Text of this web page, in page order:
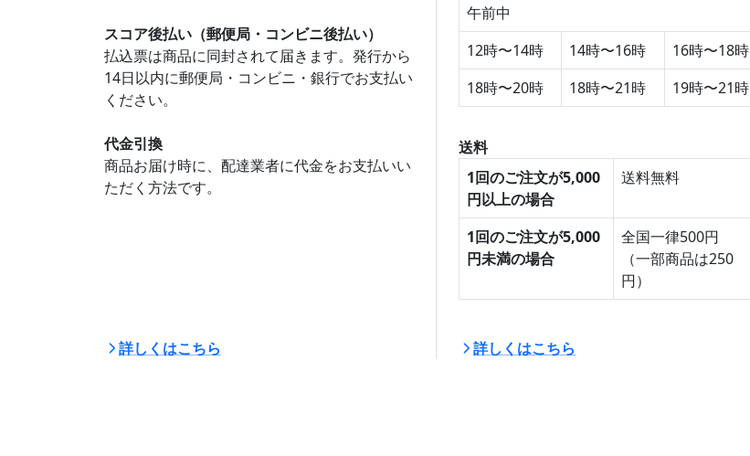
スコア後払い（郵便局・コンビニ後払い）
払込票は商品に同封されて届きます。発行から
14日以内に郵便局・コンビニ・銀行でお支払い
ください。
代金引換
商品お届け時に、配達業者に代金をお支払いい
ただく方法です。
詳しくはこちら
午前中
12時〜14時
14時〜16時
16時〜18時
18時〜20時
18時〜21時 19時〜21時
送料
1回のご注文が5,000
円以上の場合
送料無料
1回のご注文が5,000
円未満の場合
全国一律500円
（一部商品は250
円）
詳しくはこちら